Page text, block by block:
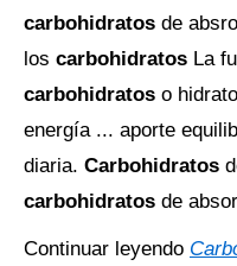
carbohidratos de
los carbohidratos La
carbohidratos o
energía ... aporte
diaria. Carbohidratos
carbohidratos de
Continuar leyendo